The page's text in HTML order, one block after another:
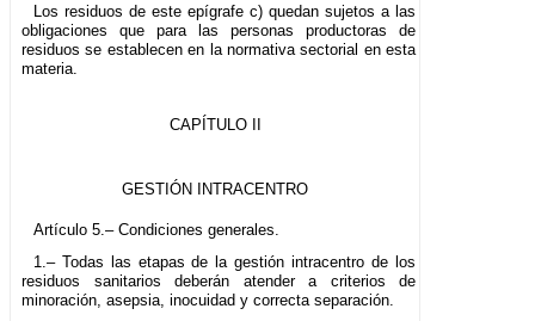
Los residuos de este epígrafe c) quedan sujetos a las
obligaciones que para las personas productoras de
residuos se establecen en la normativa sectorial en esta
materia.
CAPÍTULO II
GESTIÓN INTRACENTRO
Artículo 5.– Condiciones generales.
1.– Todas las etapas de la gestión intracentro de los
residuos sanitarios deberán atender a criterios de
minoración, asepsia, inocuidad y correcta separación.